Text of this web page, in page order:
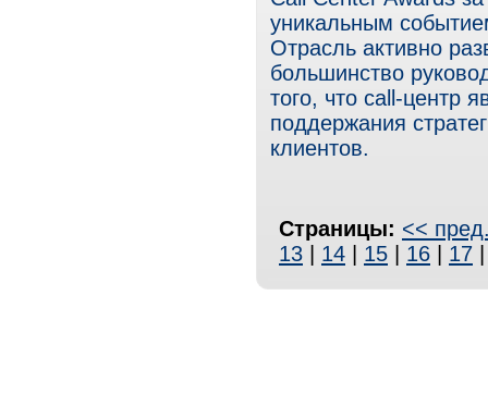
уникальным
Отрасль активно
большинство
того, что call-центр
поддержания
клиентов.
Страницы: <<
13
14 15 16 17